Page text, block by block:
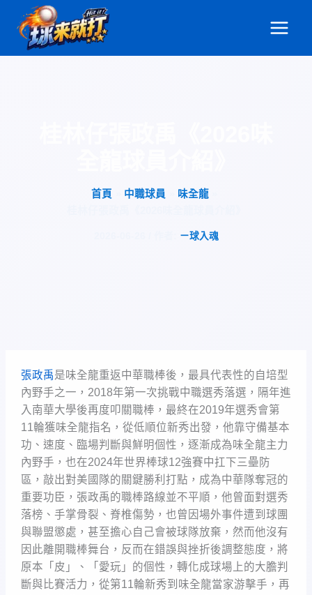
首頁 中職球員
味全龍
ㄧ球入魂
張政禹是味全龍重返中華職棒後，最具代表性的自培型
內野手之一，2018年第一次挑戰中職選秀落選，隔年進
入南華大學後再度叩關職棒，最終在2019年選秀會第
11輪獲味全龍指名，從低順位新秀出發，他靠守備基本
功、速度、臨場判斷與鮮明個性，逐漸成為味全龍主力
內野手，也在2024年世界棒球12強賽中扛下三壘防
區，敲出對美國隊的關鍵勝利打點，成為中華隊奪冠的
重要功臣，張政禹的職棒路線並不平順，他曾面對選秀
落榜、手掌骨裂、脊椎傷勢，也曾因場外事件遭到球團
與聯盟懲處，甚至擔心自己會被球隊放棄，然而他沒有
因此離開職棒舞台，反而在錯誤與挫折後調整態度，將
原本「皮」、「愛玩」的個性，轉化成球場上的大膽判
斷與比賽活力，從第11輪新秀到味全龍當家游擊手，再